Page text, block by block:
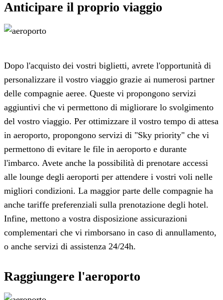
Anticipare il proprio viaggio
Dopo l'acquisto dei vostri biglietti, avrete l'opportunità di
personalizzare il vostro viaggio grazie ai numerosi partner
delle compagnie aeree. Queste vi propongono servizi
aggiuntivi che vi permettono di migliorare lo svolgimento
del vostro viaggio. Per ottimizzare il vostro tempo di attesa
in aeroporto, propongono servizi di "Sky priority" che vi
permettono di evitare le file in aeroporto e durante
l'imbarco. Avete anche la possibilità di prenotare accessi
alle lounge degli aeroporti per attendere i vostri voli nelle
migliori condizioni. La maggior parte delle compagnie ha
anche tariffe preferenziali sulla prenotazione degli hotel.
Infine, mettono a vostra disposizione assicurazioni
complementari che vi rimborsano in caso di annullamento,
o anche servizi di assistenza 24/24h.
Raggiungere l'aeroporto